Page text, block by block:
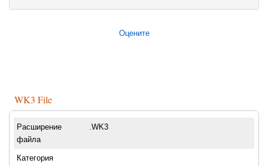
Оцените
WK3 File
Расширение
файла
.WK3
Категория